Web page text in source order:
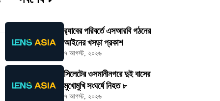
র‍্যাবের পরিবর্তে এসআরবি গঠনের
আইনের খসড়া প্রকাশ
৭ আগস্ট, ২০২৬
সিলেটের ওসমানীনগরে দুই বাসের
মুখোমুখি সংঘর্ষে নিহত ৮
৭ আগস্ট, ২০২৬